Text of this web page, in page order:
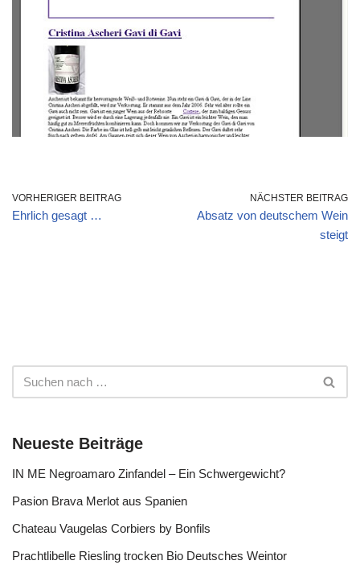
VORHERIGER BEITRAG
Ehrlich gesagt …
NÄCHSTER BEITRAG
Absatz von deutschem Wein
steigt
Neueste Beiträge
IN ME Negroamaro Zinfandel – Ein Schwergewicht?
Pasion Brava Merlot aus Spanien
Chateau Vaugelas Corbiers by Bonfils
Prachtlibelle Riesling trocken Bio Deutsches Weintor